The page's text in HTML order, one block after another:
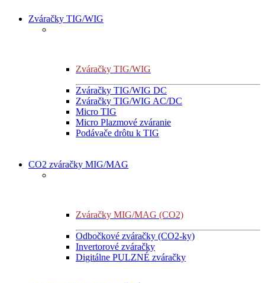
Zváračky TIG/WIG
Zváračky TIG/WIG
Zváračky TIG/WIG DC
Zváračky TIG/WIG AC/DC
Micro TIG
Micro Plazmové zváranie
Podávače drôtu k TIG
CO2 zváračky MIG/MAG
Zváračky MIG/MAG (CO2)
Odbočkové zváračky (CO2-ky)
Invertorové zváračky
Digitálne PULZNÉ zváračky